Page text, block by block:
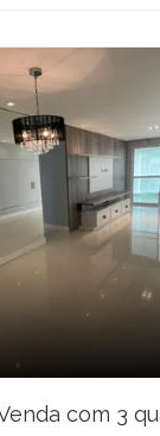
com 3